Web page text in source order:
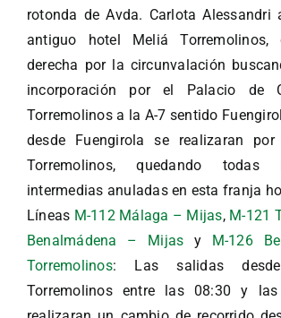
rotonda de Avda. Carlota
antiguo hotel Meliá
derecha por la circunvalación
incorporación por el Palacio de
Torremolinos a la A-7 sentido
desde Fuengirola se realizaran
Torremolinos, quedando todas
intermedias anuladas en esta franja
Líneas M-112 Málaga – Mijas, M-121
Benalmádena – Mijas y M-126
Torremolinos: Las salidas
Torremolinos entre las 08:30 y